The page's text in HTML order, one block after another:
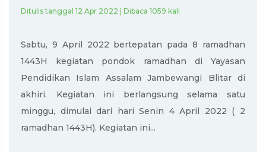
Ditulis tanggal 12 Apr 2022 | Dibaca 1059 kali
Sabtu, 9 April 2022 bertepatan pada 8 ramadhan
1443H kegiatan pondok ramadhan di Yayasan
Pendidikan Islam Assalam Jambewangi Blitar di
akhiri. Kegiatan ini berlangsung selama satu
minggu, dimulai dari hari Senin 4 April 2022 ( 2
ramadhan 1443H). Kegiatan ini...